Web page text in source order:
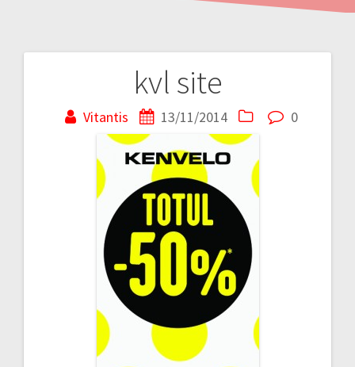
kvl site
Vitantis 13/11/2014 0
Navigare
articole